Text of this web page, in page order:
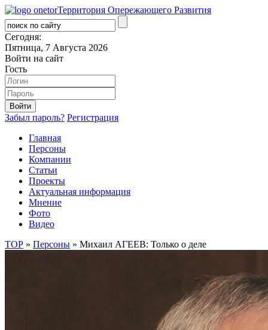
Территория Опережающего Развития
Сегодня:
Пятница, 7 Августа 2026
Войти на сайт
Гость
Забыл пароль? Регистрация
Главная
Персоны
Компании
Статьи
Проекты
Актуальная информация
Мнение
Фото
Видео
ТОР » Персоны » Михаил АГЕЕВ: Только о деле